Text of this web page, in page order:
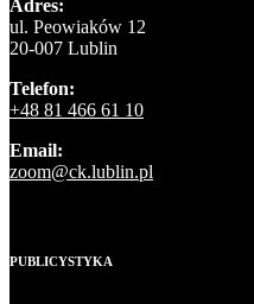
Adres:
ul. Peowiaków 12
20-007 Lublin
Telefon:
+48 81 466 61 10
Email:
zoom@ck.lublin.pl
PUBLICYSTYKA